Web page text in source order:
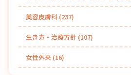
美容皮膚科(237)
生き方・治療方針(107)
女性外来(16)